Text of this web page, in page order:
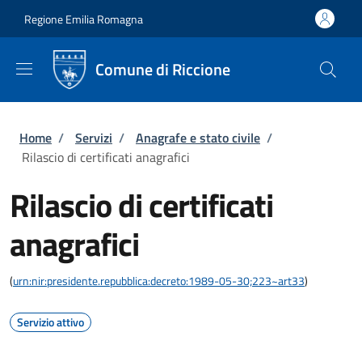
Regione Emilia Romagna
Comune di Riccione
Briciole di pane
Home / Servizi / Anagrafe e stato civile /
Rilascio di certificati anagrafici
Rilascio di certificati
anagrafici
(urn:nir:presidente.repubblica:decreto:1989-05-30;223~art33)
Servizio attivo